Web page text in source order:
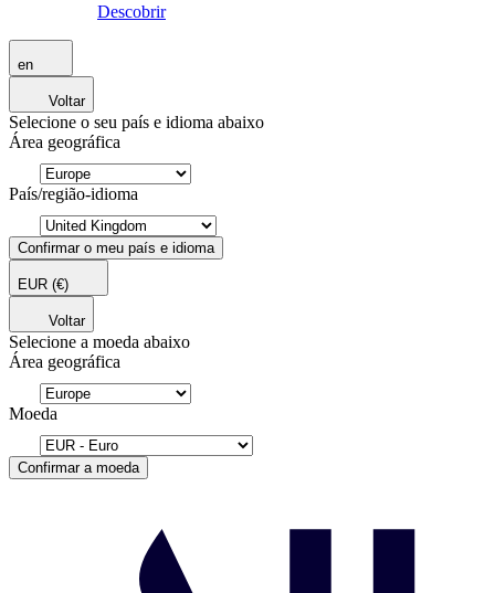
Descobrir
en
Voltar
Selecione o seu país e idioma abaixo
Área geográfica
País/região-idioma
Confirmar o meu país e idioma
EUR (€)
Voltar
Selecione a moeda abaixo
Área geográfica
Moeda
Confirmar a moeda